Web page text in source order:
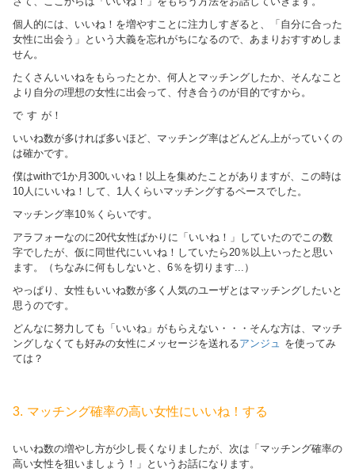
個人的には、いいね！を増やすことに注力しすぎると、「自分に合った
女性に出会う」という大義を忘れがちになるので、あまりおすすめしま
せん。
たくさんいいねをもらったとか、何人とマッチングしたか、そんなこと
より自分の理想の女性に出会って、付き合うのが目的ですから。
で す が！
いいね数が多ければ多いほど、マッチング率はどんどん上がっていくの
は確かです。
僕はwithで1か月300いいね！以上を集めたことがありますが、この時は
10人にいいね！して、1人くらいマッチングするペースでした。
マッチング率10％くらいです。
アラフォーなのに20代女性ばかりに「いいね！」していたのでこの数
字でしたが、仮に同世代にいいね！していたら20％以上いったと思い
ます。（ちなみに何もしないと、6％を切ります...）
やっぱり、女性もいいね数が多く人気のユーザとはマッチングしたいと
思うのです。
どんなに努力しても「いいね」がもらえない・・・そんな方は、マッチ
ングしなくても好みの女性にメッセージを送れるアンジュ を使ってみ
ては？
3. マッチング確率の高い女性にいいね！する
いいね数の増やし方が少し長くなりましたが、次は「マッチング確率の
高い女性を狙いましょう！」というお話になります。